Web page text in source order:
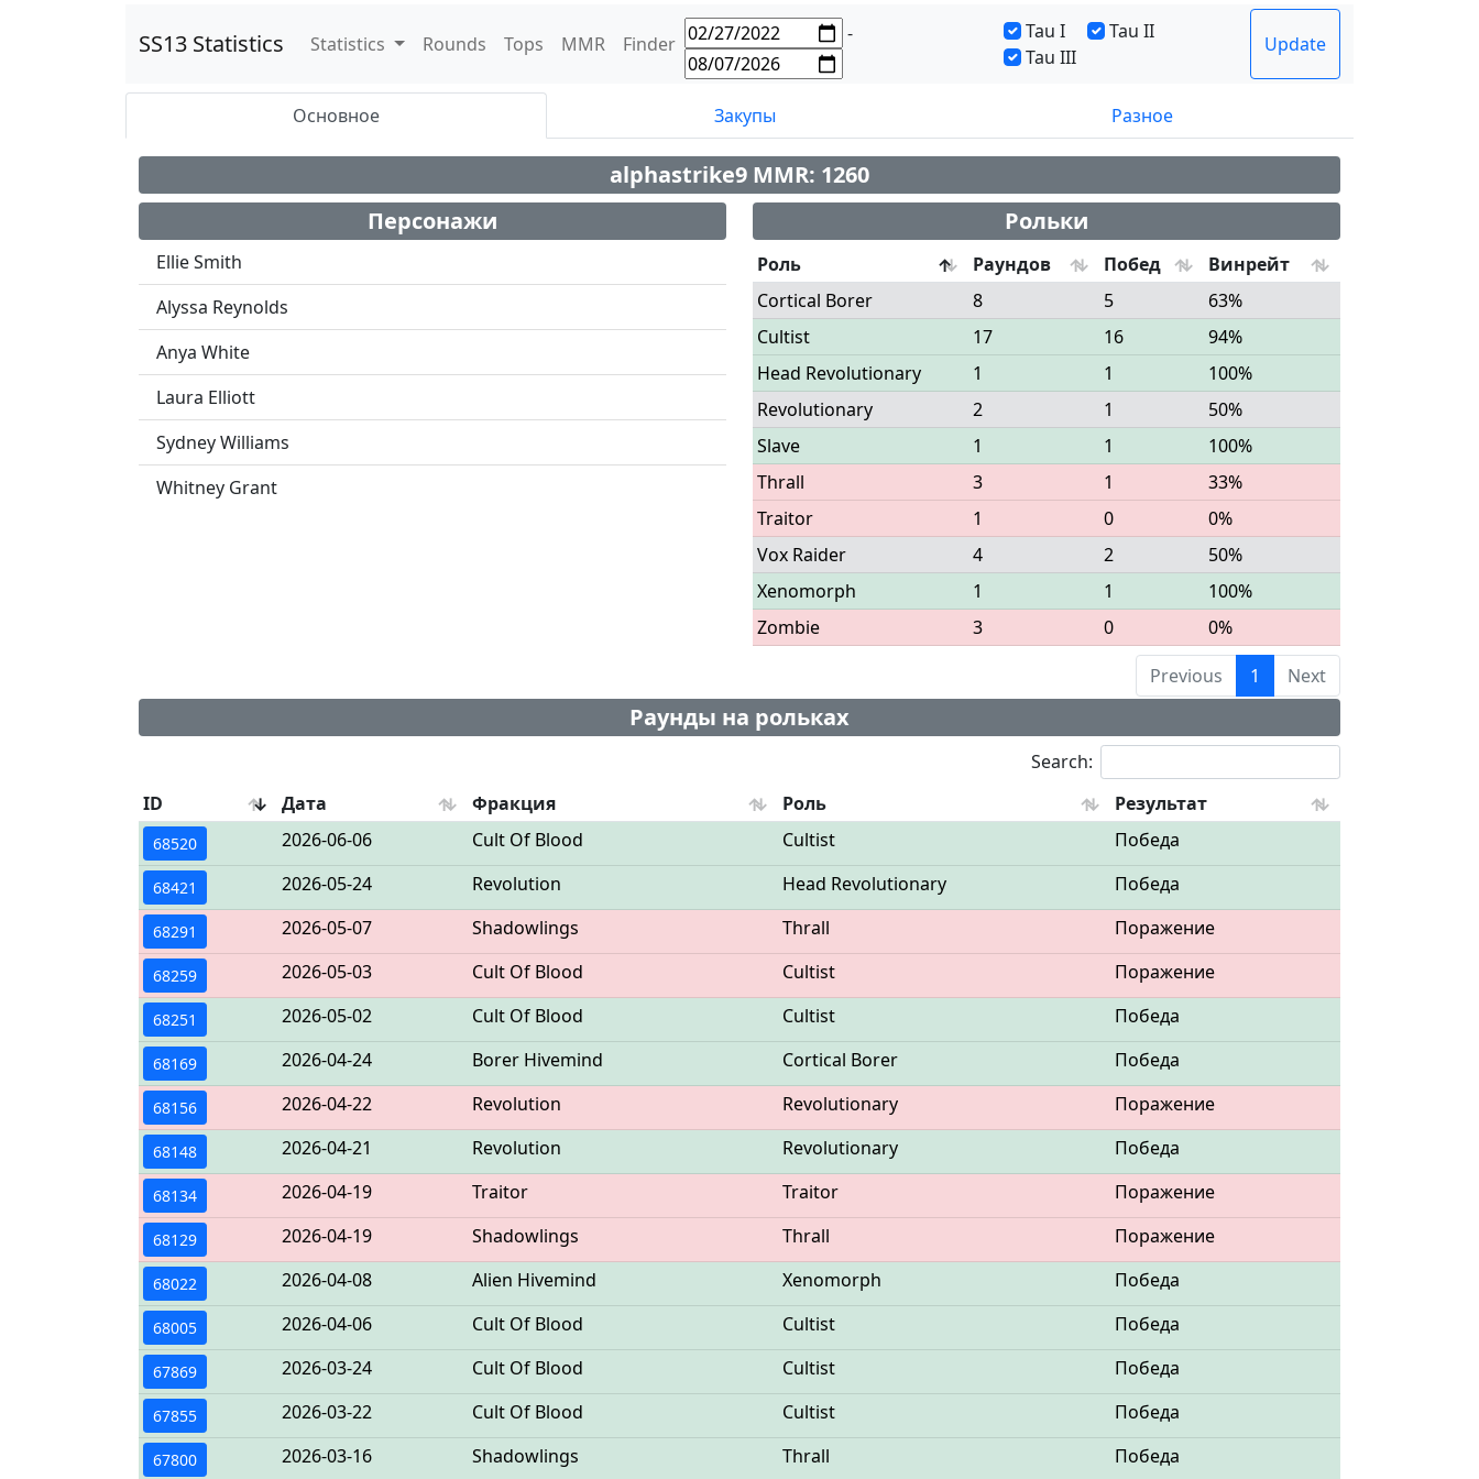
SS13 Statistics Statistics Rounds Tops MMR Finder - Tau I
Tau II
Tau III
Update
Основное Закупы Разное
alphastrike9 MMR: 1260
Персонажи
Ellie Smith
Alyssa Reynolds
Anya White
Laura Elliott
Sydney Williams
Whitney Grant
Рольки
Роль Раундов Побед
Винрейт
Cortical Borer
8 5
63%
Cultist
17 16
94%
Head Revolutionary
1 1
100%
Revolutionary
2 1
50%
Slave
1 1
100%
Thrall
3 1
33%
Traitor
1 0
0%
Vox Raider
4 2
50%
Xenomorph
1 1
100%
Zombie
3 0
0%
Previous
1 Next
Раунды на рольках
Search:
ID
Дата Фракция Роль Результат
68520 2026-06-06 Cult Of Blood Cultist Победа
68421 2026-05-24 Revolution Head Revolutionary Победа
68291 2026-05-07 Shadowlings Thrall Поражение
68259 2026-05-03 Cult Of Blood Cultist Поражение
68251 2026-05-02 Cult Of Blood Cultist Победа
68169 2026-04-24 Borer Hivemind Cortical Borer Победа
68156 2026-04-22 Revolution Revolutionary Поражение
68148 2026-04-21 Revolution Revolutionary Победа
68134 2026-04-19 Traitor Traitor Поражение
68129 2026-04-19 Shadowlings Thrall Поражение
68022 2026-04-08 Alien Hivemind Xenomorph Победа
68005 2026-04-06 Cult Of Blood Cultist Победа
67869 2026-03-24 Cult Of Blood Cultist Победа
67855 2026-03-22 Cult Of Blood Cultist Победа
67800 2026-03-16 Shadowlings Thrall Победа